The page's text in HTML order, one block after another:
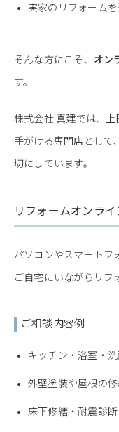
実家のリフォーム
そんな方にこそ、 オン
す。
株式会社 真建では、
手がける専門店として
切にしています。
リフォームオンラ
パソコンやスマートフ
ご自宅にいながらリフ
ご相談内容例
キッチン・浴室・
外壁塗装や屋根の
床下修繕・耐震診断